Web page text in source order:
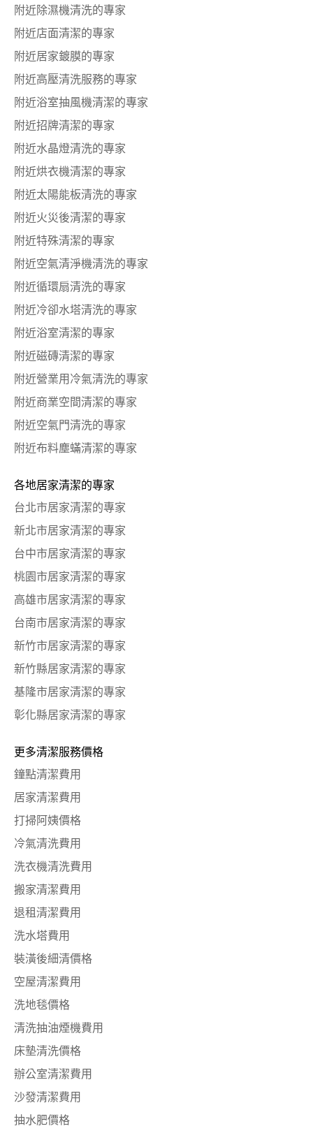
附近除濕機清洗的專家
附近店面清潔的專家
附近居家鍍膜的專家
附近高壓清洗服務的專家
附近浴室抽風機清潔的專家
附近招牌清潔的專家
附近水晶燈清洗的專家
附近烘衣機清潔的專家
附近太陽能板清洗的專家
附近火災後清潔的專家
附近特殊清潔的專家
附近空氣清淨機清洗的專家
附近循環扇清洗的專家
附近冷卻水塔清洗的專家
附近浴室清潔的專家
附近磁磚清潔的專家
附近營業用冷氣清洗的專家
附近商業空間清潔的專家
附近空氣門清洗的專家
附近布料塵蟎清潔的專家
各地居家清潔的專家
台北市居家清潔的專家
新北市居家清潔的專家
台中市居家清潔的專家
桃園市居家清潔的專家
高雄市居家清潔的專家
台南市居家清潔的專家
新竹市居家清潔的專家
新竹縣居家清潔的專家
基隆市居家清潔的專家
彰化縣居家清潔的專家
更多清潔服務價格
鐘點清潔費用
居家清潔費用
打掃阿姨價格
冷氣清洗費用
洗衣機清洗費用
搬家清潔費用
退租清潔費用
洗水塔費用
裝潢後細清價格
空屋清潔費用
洗地毯價格
清洗抽油煙機費用
床墊清洗價格
辦公室清潔費用
沙發清潔費用
抽水肥價格